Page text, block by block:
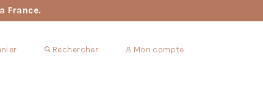
France.
Rechercher Mon compte